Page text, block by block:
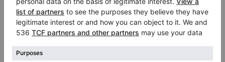
Die Kenntnis der Maße ist hilfreich bei der
Bestimmung des Klavier – oder
Flügelmodells.Sie können die Artikel
verwenden, die wir unter den Markenanzeigen